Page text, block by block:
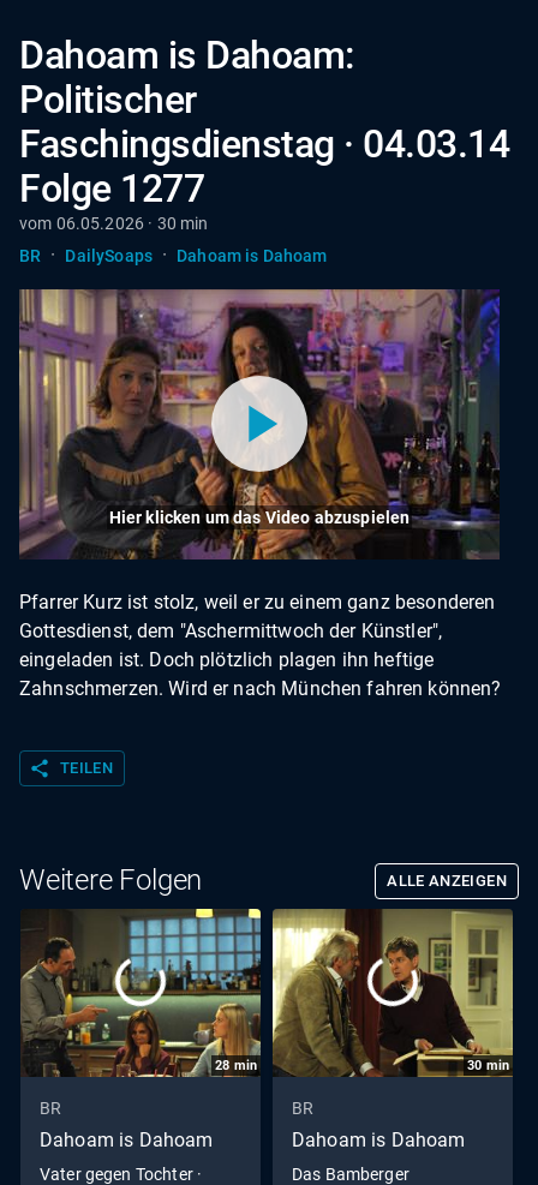
Dahoam is Dahoam:
Politischer
Faschingsdienstag · 04.03.14
Folge 1277
vom 06.05.2026 · 30 min
BR
· DailySoaps · Dahoam is Dahoam
Hier klicken um das Video abzuspielen
Pfarrer Kurz ist stolz, weil er zu einem ganz besonderen
Gottesdienst, dem "Aschermittwoch der Künstler",
eingeladen ist. Doch plötzlich plagen ihn heftige
Zahnschmerzen. Wird er nach München fahren können?
share TEILEN
Weitere Folgen ALLE ANZEIGEN
28 min
BR
Dahoam is Dahoam
Vater gegen Tochter ·
30 min
BR
Dahoam is Dahoam
Das Bamberger